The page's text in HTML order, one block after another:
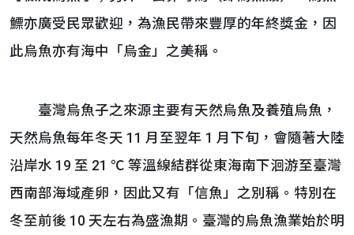
鰾亦廣受民眾歡迎，為漁民帶來豐厚的年終獎金，因
此烏魚亦有海中「烏金」之美稱。
臺灣烏魚子之來源主要有天然烏魚及養殖烏魚，
天然烏魚每年冬天 11 月至翌年 1 月下旬，會隨著大陸
沿岸水 19 至 21 ℃ 等溫線結群從東海南下洄游至臺灣
西南部海域產卵，因此又有「信魚」之別稱。特別在
冬至前後 10 天左右為盛漁期。臺灣的烏魚漁業始於明